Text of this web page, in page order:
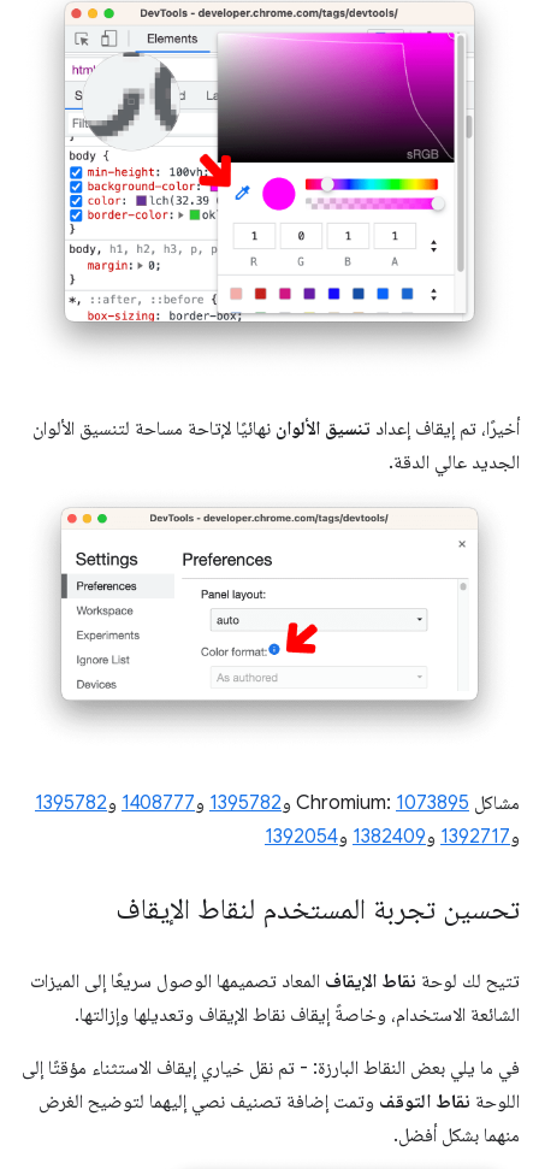
أخيرًا، تم إيقاف إعداد تنسيق الألوان نهائيًا لإتاحة مساحة لتنسيق الألوان
الجديد عالي الدقة.
مشاكل Chromium: 1073895 و1395782 و1408777 و1395782
و1392717 و1382409 و1392054
تحسين تجربة المستخدم لنقاط الإيقاف
تتيح لك لوحة نقاط الإيقاف المعاد تصميمها الوصول سريعًا إلى الميزات
الشائعة الاستخدام، وخاصةً إيقاف نقاط الإيقاف وتعديلها وإزالتها.
في ما يلي بعض النقاط البارزة: - تم نقل خياري إيقاف الاستثناء مؤقتًا إلى
اللوحة نقاط التوقف وتمت إضافة تصنيف نصي إليهما لتوضيح الغرض
منهما بشكل أفضل.